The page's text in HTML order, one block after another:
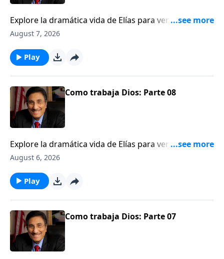
Explore la dramática vida de Elías para ver una
ilustración de cómo Dios trabaja detrás del velo.
August 7, 2026
Play
Como trabaja Dios: Parte 08
Explore la dramática vida de Elías para ver una
ilustración de cómo Dios trabaja detrás del velo.
August 6, 2026
Play
Como trabaja Dios: Parte 07